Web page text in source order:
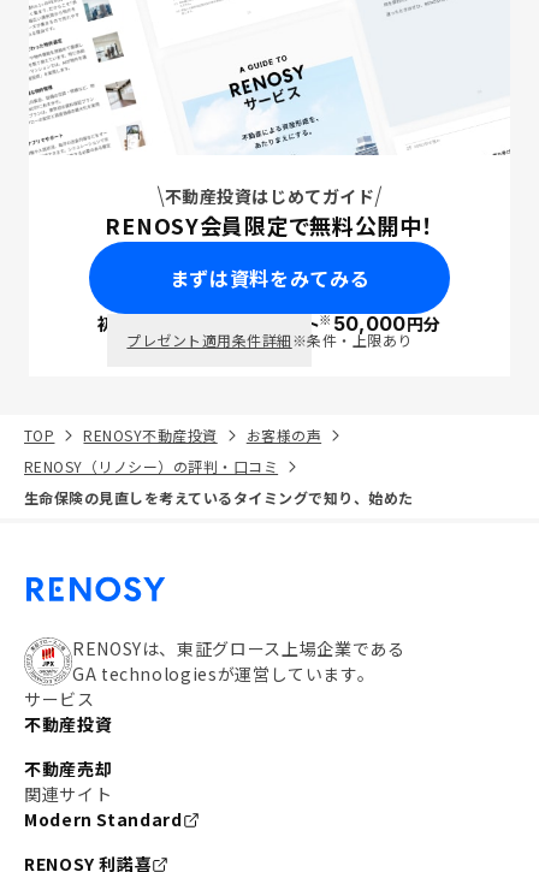
不動産投資はじめてガイド
RENOSY会員限定で無料公開中！
まずは資料をみてみる
初回面談で ポイント※50,000円分
プレゼント適用条件詳細※条件・上限あり
TOP RENOSY不動産投資
お客様の声
RENOSY（リノシー）の評判・口コミ
生命保険の見直しを考えているタイミングで知り、始めた
RENOSYは、東証グロース上場企業である
GA technologiesが運営しています。
サービス
不動産投資
不動産売却
関連サイト
Modern Standard
RENOSY 利諾喜